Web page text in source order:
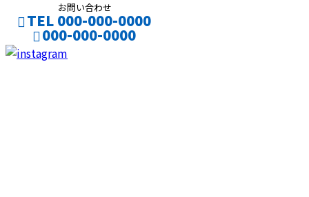
お問い合わせ
TEL 000-000-0000
000-000-0000